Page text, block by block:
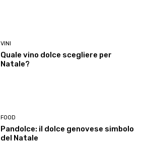
VINI
Quale vino dolce scegliere per
Natale?
FOOD
Pandolce: il dolce genovese simbolo
del Natale